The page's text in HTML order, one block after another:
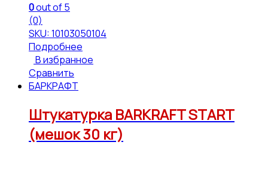
0out of 5
(0)
SKU: 10103050104
Подробнее
В избранное
Сравнить
БАРКРАФТ
Штукатурка BARKRAFT START
(мешок 30 кг)